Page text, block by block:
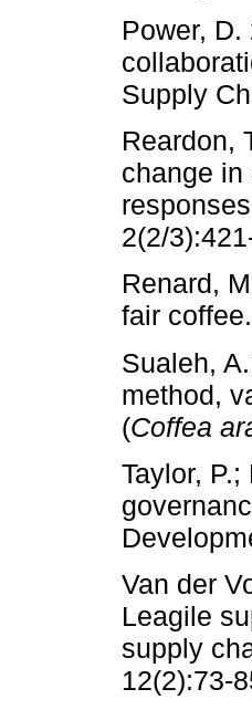
Power,
Supply
Reardon,
change in
2(2/
Renard,
fair
Sualeh,
method,
(Coffea
Taylor,
Van der
Leagile
supply
12(2):73-